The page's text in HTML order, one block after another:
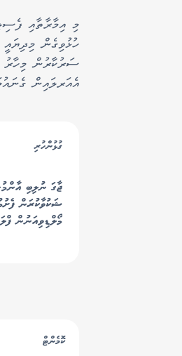
ހުޅުވިގެން
ސަރުކާރުން މިހާރު
އެއަރލައިން
ކޮމެންޓް
ގުޅުންހުރި
ޖާގަ ނުލިބި
ޝަކުވާކުރަން
މޯލްޑިވިއަނުން